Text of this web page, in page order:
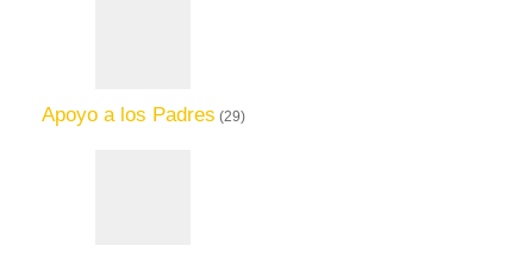
Apoyo a los Padres (29)